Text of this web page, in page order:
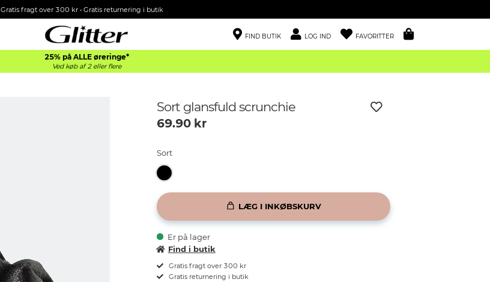
Gratis fragt over 300 kr • Gratis returnering i butik
FIND BUTIK LOG IND FAVORITTER
25% på ALLE øreringe*
Ved køb af 2 eller flere
Sort glansfuld scrunchie
69.90kr
Sort
LÆG I INKØBSKURV
Er på lager
Find i butik
Gratis fragt over 300 kr
Gratis returnering i butik